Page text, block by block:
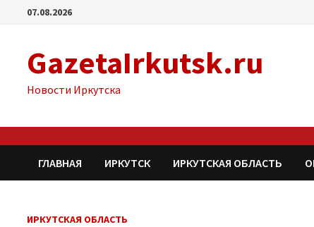
Перейти07.08.2026
GazetaIrkutsk.ru
Новости Иркутска
ГЛАВНАЯ ИРКУТСК ИРКУТСКАЯ ОБЛАСТЬ
ИРКУТСКАЯ ОБЛАСТЬ